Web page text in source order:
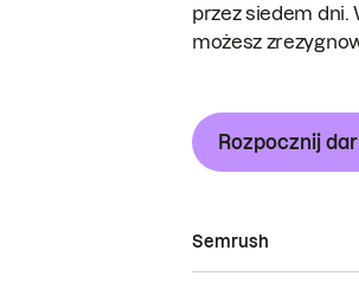
przez siedem dni.
możesz
Rozpocznij
Semrush